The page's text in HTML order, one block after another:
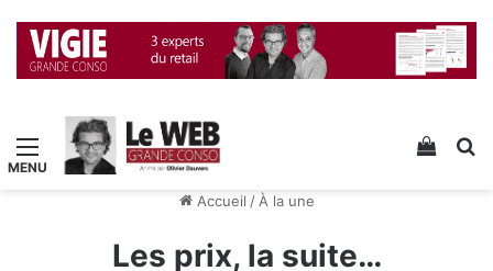
Menu Voir
Accueil / À la une
Les prix, la suite…